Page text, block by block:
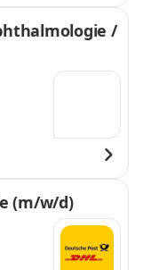
/
(m/w/d)